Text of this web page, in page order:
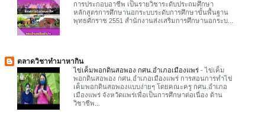
การประกอบอาชีพ เป็นรายวิชาระดับประถมศึกษา
หลักสูตรการศึกษานอกระบบระดับการศึกษาขั้นพื้นฐาน
พุทธศักราช 2551 สำนักงานส่งเสริมการศึกษานอกระบ...
ตลาดวิชาทำมาหากิน
ไข่เค็มพอกดินสอพอง กศน.อำเภอเมืองแพร่ -ไข่เค็ม
พอกดินสอพอง กศน.อำเภอเมืองแพร่ การสอนการทำไข่
เค็มพอกดินสอพองแบบง่ายๆ โดยคณะครู กศน.อำเภอ
เมืองแพร่ จังหวัดแพร่เพื่อเป็นการศึกษาต่อเนื่อง ด้าน
วิชาชีพ...